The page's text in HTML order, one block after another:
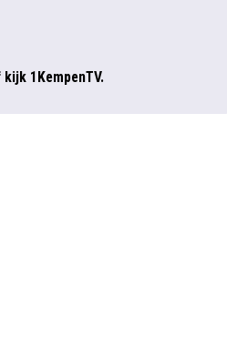
1KempenTV.